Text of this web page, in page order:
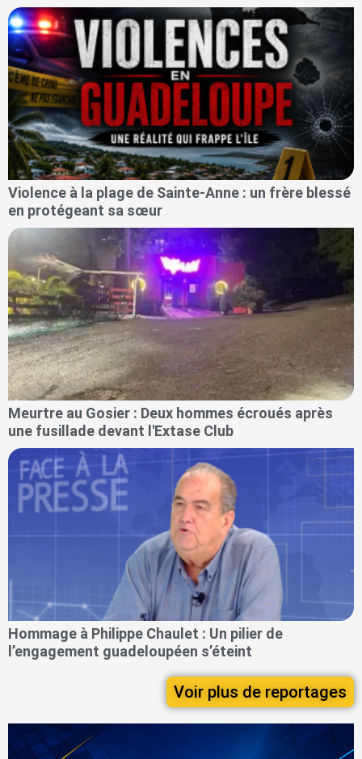
Violence à la plage de Sainte-Anne : un frère blessé
en protégeant sa sœur
Meurtre au Gosier : Deux hommes écroués après
une fusillade devant l'Extase Club
Hommage à Philippe Chaulet : Un pilier de
l’engagement guadeloupéen s’éteint
Voir plus de reportages